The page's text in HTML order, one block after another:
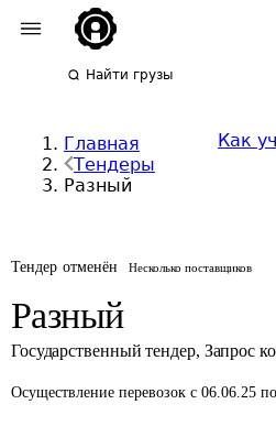
Найти грузы
Главная
Тендеры
Разный
Как
Тендер отменён Несколько поставщиков
Разный
Государственный тендер, Запрос
Осуществление перевозок с 06.06.25